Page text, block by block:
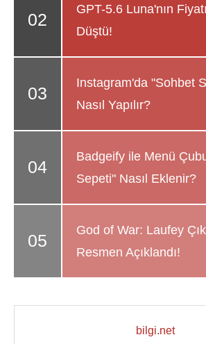
GPT-5.6 Luna'nın
Düştü!
Instagram'da "Sohbet
Nasıl Yapılır?
Badgeify ile Menü
Sepeti" Nasıl Eklenir?
God of War: Laufey
Resmen Açıklandı!
bilgi.net